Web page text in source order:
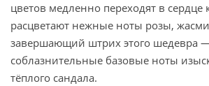
цветов медленно переходят в сердце
расцветают нежные ноты розы,
завершающий штрих этого шедевра
соблазнительные базовые ноты
тёплого сандала.